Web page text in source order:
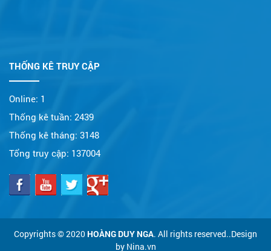
THỐNG KÊ TRUY CẬP
Online: 1
Thống kê tuần: 2439
Thống kê tháng: 3148
Tổng truy cập: 137004
Copyrights © 2020 HOÀNG DUY NGA. All rights reserved..Design
by Nina.vn